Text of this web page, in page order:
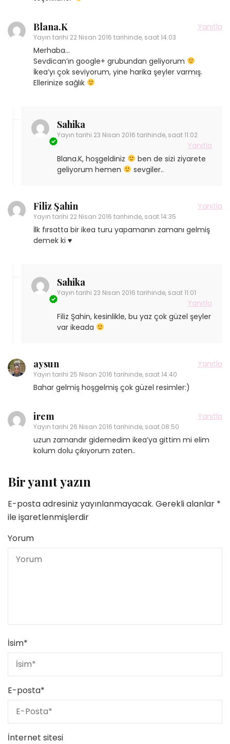
Blana.K
Yayın tarihi 22 Nisan 2016 tarihinde, saat 14:03
Yanıtla
Merhaba…
Sevdican’ın google+ grubundan geliyorum
İkea’yı çok seviyorum, yine harika şeyler varmış.
Ellerinize sağlık
Sahika
Yayın tarihi 23 Nisan 2016 tarihinde, saat 11:02
Yanıtla
Blana.K, hoşgeldiniz
ben de sizi ziyarete
geliyorum hemen
sevgiler..
Filiz Şahin
Yayın tarihi 22 Nisan 2016 tarihinde, saat 14:35
Yanıtla
İlk fırsatta bir ikea turu yapamanın zamanı gelmiş
demek ki ♥
Sahika
Yayın tarihi 23 Nisan 2016 tarihinde, saat 11:01
Yanıtla
Filiz Şahin, kesinlikle, bu yaz çok güzel şeyler
var ikeada
aysun
Yayın tarihi 25 Nisan 2016 tarihinde, saat 14:40
Yanıtla
Bahar gelmiş hoşgelmiş çok güzel resimler:)
irem
Yayın tarihi 26 Nisan 2016 tarihinde, saat 08:50
Yanıtla
uzun zamandır gidemedim ikea’ya gittim mi elim
kolum dolu çıkıyorum zaten..
Bir yanıt yazın
E-posta adresiniz yayınlanmayacak. Gerekli alanlar *
ile işaretlenmişlerdir
Yorum
İsim*
E-posta*
İnternet sitesi